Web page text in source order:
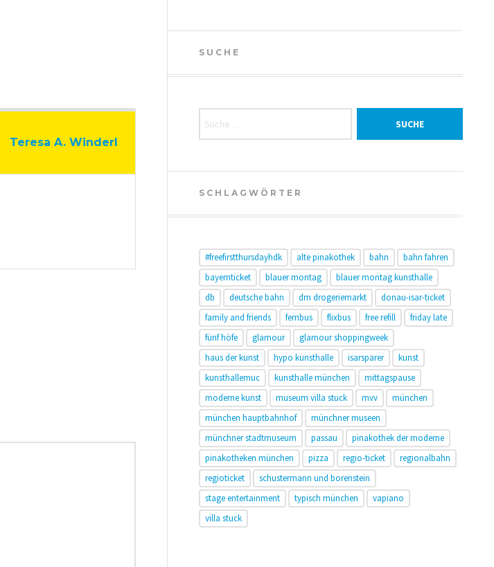
Teresa A. Winderl
SUCHE
SCHLAGWÖRTER
#freefirstthursdayhdk alte pinakothek bahn
bahn fahren
bayernticket
blauer montag
blauer montag kunsthalle
db
deutsche bahn dm drogeriemarkt
donau-isar-ticket
family and friends
fernbus flixbus free refill
friday late
fünf höfe
glamour
glamour shoppingweek
haus der kunst
hypo kunsthalle isarsparer
kunst
kunsthallemuc
kunsthalle münchen
mittagspause
moderne kunst
museum villa stuck mvv
münchen
münchen hauptbahnhof
münchner museen
münchner stadtmuseum
passau
pinakothek der moderne
pinakotheken münchen
pizza regio-ticket
regionalbahn
regioticket
schustermann und borenstein
stage entertainment
typisch münchen
vapiano
villa stuck